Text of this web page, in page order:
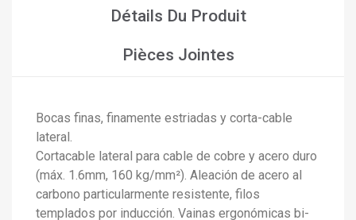
Créer une liste d'envies ×
Connexion
Détails Du Produit
Pièces Jointes
Bocas finas, finamente estriadas y corta-cable
lateral.
Cortacable lateral para cable de cobre y acero duro
(máx. 1.6mm, 160 kg/mm²). Aleación de acero al
carbono particularmente resistente, filos
templados por inducción. Vainas ergonómicas bi-